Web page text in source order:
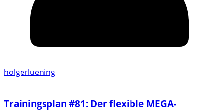
holgerluening
Trainingsplan #81: Der flexible MEGA-